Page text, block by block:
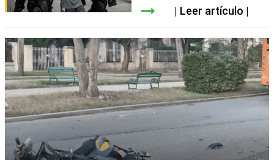
Leer artículo